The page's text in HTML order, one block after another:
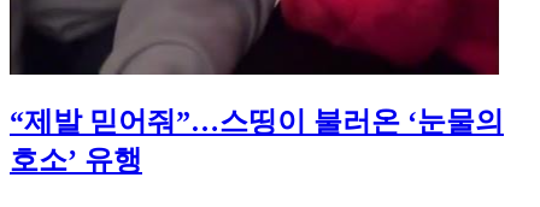
“제발 믿어줘”…스띵이 불러온 ‘눈물의
호소’ 유행